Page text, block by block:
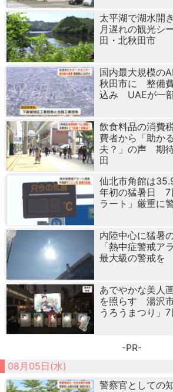
太平湖で湖水開
月遅れの観光シ
田・北秋田市
国内最大規模の
秋田市に 整備
込み UAEが一
飲食料品の消費
費者から「助か
夫？」の声 期
田
仙北市角館は
年初の猛暑日 7
ラート」厳重に
内陸中心に猛暑
「熱中症警戒
最大級の警戒を
あでやかな美人
を照らす 湯沢
うろうまつり」
-PR-
08月05日(水)
警察官としての